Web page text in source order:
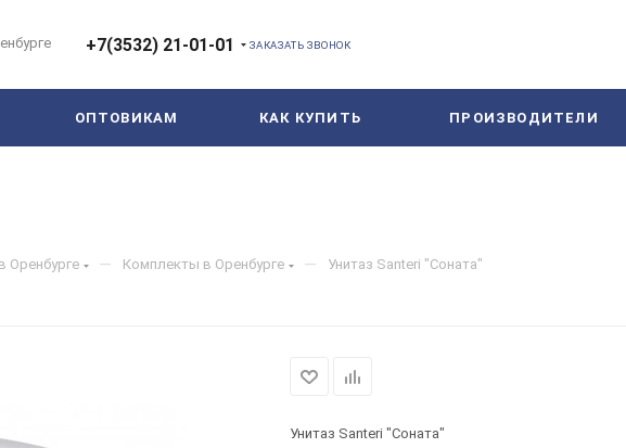
+7(3532) 21-01-01 ЗАКАЗАТЬ ЗВОНОК
ОПТОВИКАМ КАК КУПИТЬ ПРОИЗВОДИТЕЛИ
Оренбурге — Комплекты в Оренбурге — Унитаз Santeri "Соната"
Унитаз Santeri "Соната"